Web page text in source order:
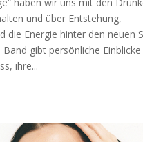
und über Entstehung,
die Energie hinter den neuen
Band gibt persönliche
ihre...